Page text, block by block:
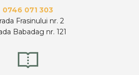
0746 071 303
Frasinului nr. 2
Babadag nr. 121